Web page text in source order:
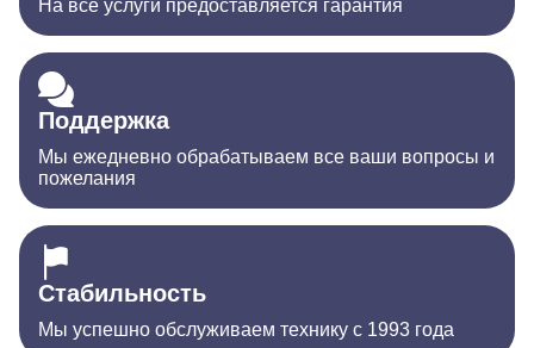
На все услуги предоставляется гарантия
Поддержка
Мы ежедневно обрабатываем все ваши вопросы и
пожелания
Стабильность
Мы успешно обслуживаем технику с 1993 года